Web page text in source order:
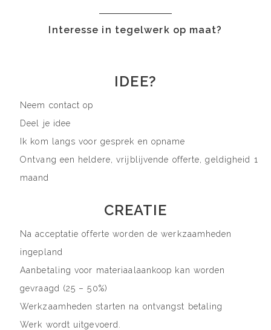
Interesse in tegelwerk op maat?
IDEE?
Neem contact op
Deel je idee
Ik kom langs voor gesprek en opname
Ontvang een heldere, vrijblijvende offerte, geldigheid 1
maand
CREATIE
Na acceptatie offerte worden de werkzaamheden
ingepland
Aanbetaling voor materiaalaankoop kan worden
gevraagd (25 – 50%)
Werkzaamheden starten na ontvangst betaling
Werk wordt uitgevoerd.